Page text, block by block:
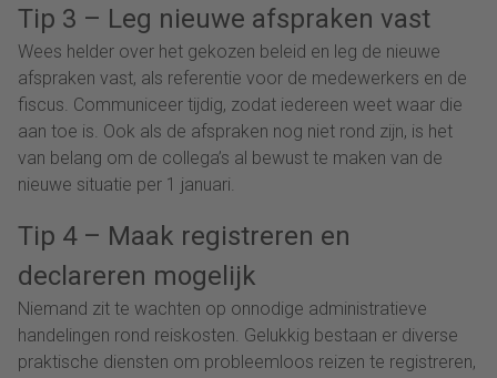
Tip 3 – Leg nieuwe afspraken vast
Wees helder over het gekozen beleid en leg de nieuwe
afspraken vast, als referentie voor de medewerkers en de
fiscus. Communiceer tijdig, zodat iedereen weet waar die
aan toe is. Ook als de afspraken nog niet rond zijn, is het
van belang om de collega’s al bewust te maken van de
nieuwe situatie per 1 januari.
Tip 4 – Maak registreren en
declareren mogelijk
Niemand zit te wachten op onnodige administratieve
handelingen rond reiskosten. Gelukkig bestaan er diverse
praktische diensten om probleemloos reizen te registreren,